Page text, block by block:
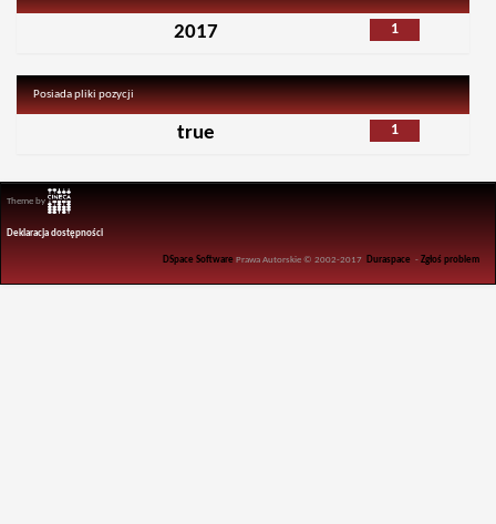
1
2017
Posiada pliki pozycji
1
true
Theme by
Deklaracja dostępności
DSpace Software Prawa Autorskie © 2002-2017 Duraspace -Zgłoś problem